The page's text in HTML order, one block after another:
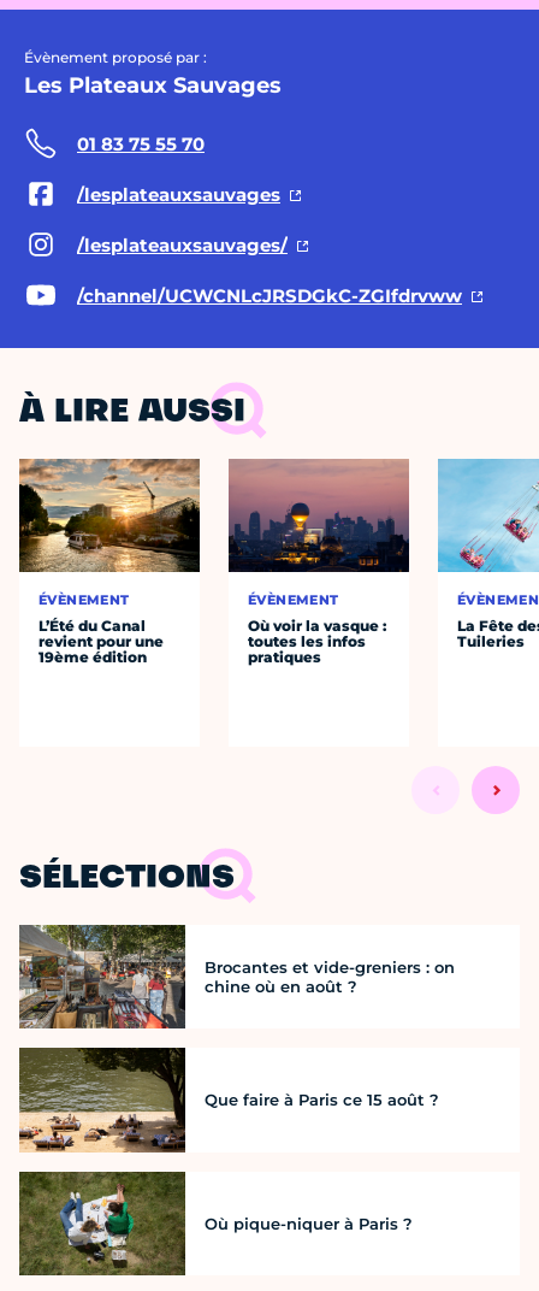
Évènement proposé par :
Les Plateaux Sauvages
01 83 75 55 70
/lesplateauxsauvages
/lesplateauxsauvages/
/channel/UCWCNLcJRSDGkC-ZGIfdrvww
À LIRE AUSSI
ÉVÈNEMENT
L’Été du Canal
revient pour une
19ème édition
ÉVÈNEMENT
Où voir la vasque :
toutes les infos
pratiques
La Fête
Tuileries
SÉLECTIONS
Brocantes et vide-greniers : on
chine où en août ?
Que faire à Paris ce 15 août ?
Où pique-niquer à Paris ?